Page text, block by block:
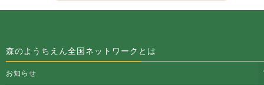
森のようちえん全国ネットワークとは
お知らせ